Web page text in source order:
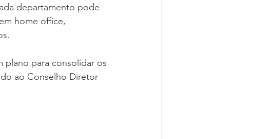
departamento pode
home office,
plano para consolidar os
ao Conselho Diretor